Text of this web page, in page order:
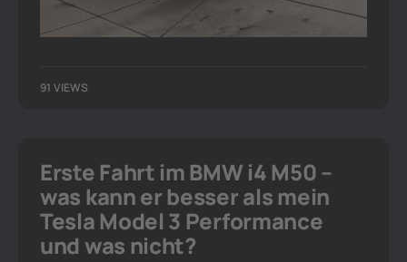
91 VIEWS
Erste Fahrt im BMW i4 M50 –
was kann er besser als mein
Tesla Model 3 Performance
und was nicht?